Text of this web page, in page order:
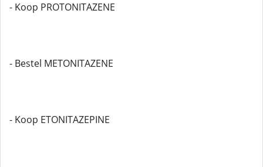
- Koop PROTONITAZENE
- Bestel METONITAZENE
- Koop ETONITAZEPINE